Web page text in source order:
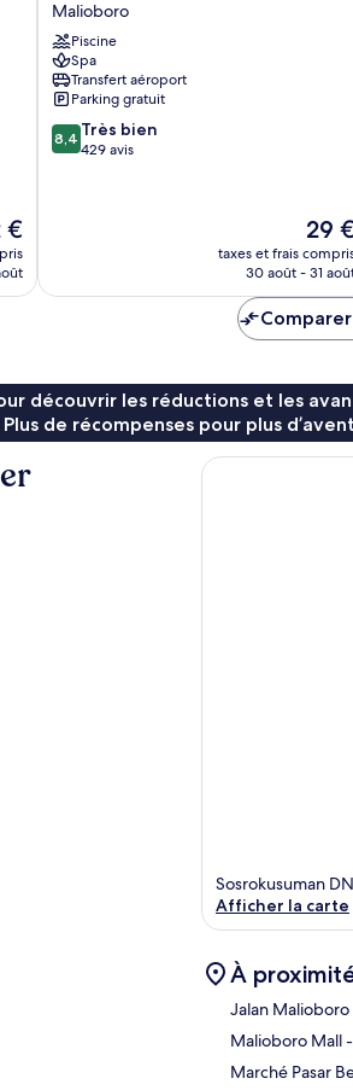
€
Yogyakarta
Malioboro
Malioboro
Piscine
Spa
Transfert aéroport
Parking gratuit
8.4
sur
8,4 Très bien
429 avis
Le
prix
de
29 €
29 €
taxes et frais
30 août - 31
découvrir les réductions et les
de récompenses pour plus
Sosrokusuman
Afficher la carte
À
Jalan Malioboro
Malioboro Mall
Marché Pasar